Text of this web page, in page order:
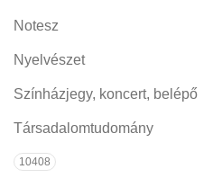
Notesz
Nyelvészet
Színházjegy, koncert, belépő
Társadalomtudomány
10408